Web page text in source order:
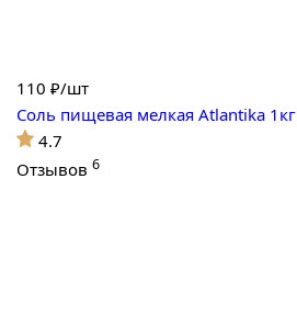
110 ₽/шт
Соль пищевая мелкая Atlantika 1кг
4.7
Отзывов 6